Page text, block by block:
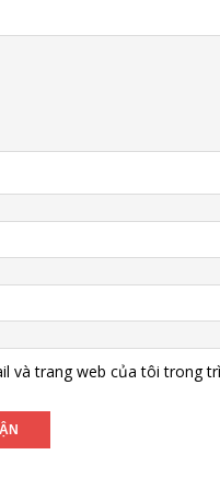
và trang web của tôi trong